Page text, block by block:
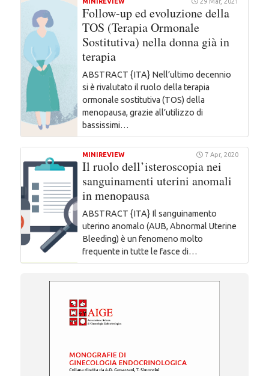
Follow-up ed evoluzione della
TOS (Terapia Ormonale
Sostitutiva) nella donna già in
terapia
ABSTRACT {ITA} Nell’ultimo decennio
si è rivalutato il ruolo della terapia
ormonale sostitutiva (TOS) della
menopausa, grazie all’utilizzo di
bassissimi…
MINIREVIEW 7 Apr, 2020
Il ruolo dell’isteroscopia nei
sanguinamenti uterini anomali
in menopausa
ABSTRACT {ITA} Il sanguinamento
uterino anomalo (AUB, Abnormal Uterine
Bleeding) è un fenomeno molto
frequente in tutte le fasce di…